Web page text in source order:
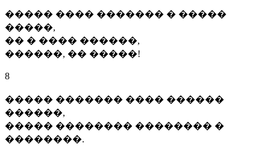
����� ���� ������� � �����
�����,
�� � ���� ������,
������, �� �����!
8
����� ������� ���� ������
������,
����� �������� �������� �
��������.